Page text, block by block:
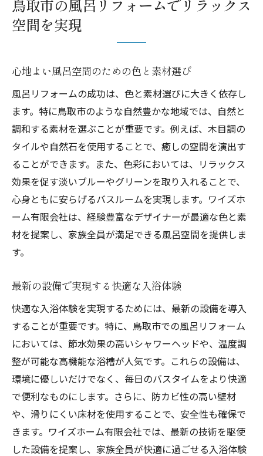
鳥取市の風呂リフォームでリラックス
空間を実現
心地よい風呂空間のための色と素材選び
風呂リフォームの成功は、色と素材選びに大きく依存し
ます。特に鳥取市のような自然豊かな地域では、自然と
調和する素材を選ぶことが重要です。例えば、木目調の
タイルや自然石を使用することで、癒しの空間を演出す
ることができます。また、色彩においては、リラックス
効果を促す淡いブルーやグリーンを取り入れることで、
心身ともに安らげるバスルームを実現します。ワイズホ
ーム有限会社は、経験豊富なデザイナーが最適な色と素
材を提案し、家族全員が満足できる風呂空間を提供しま
す。
最新の設備で実現する快適な入浴体験
快適な入浴体験を実現するためには、最新の設備を導入
することが重要です。特に、鳥取市での風呂リフォーム
においては、節水効果の高いシャワーヘッドや、温度調
整が可能な高機能な浴槽が人気です。これらの設備は、
環境に優しいだけでなく、毎日のバスタイムをより快適
で便利なものにします。さらに、防カビ性の高い壁材
や、滑りにくい床材を使用することで、安全性も確保で
きます。ワイズホーム有限会社では、最新の技術を駆使
した設備を提案し、家族全員が快適に過ごせる入浴体験